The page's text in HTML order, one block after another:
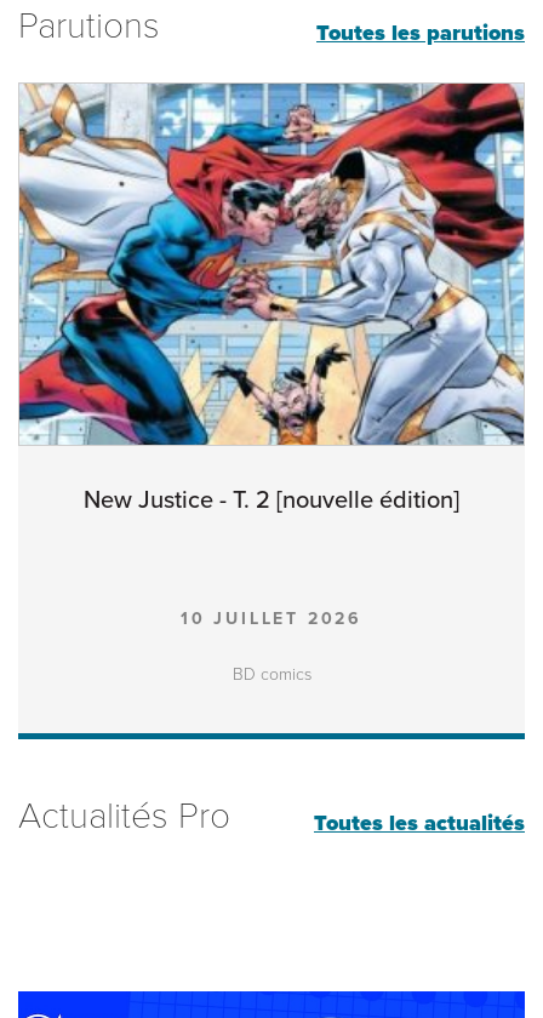
Parutions Toutes les parutions
New Justice - T. 2 [nouvelle édition]
10 JUILLET 2026
BD comics
Actualités Pro Toutes les actualités